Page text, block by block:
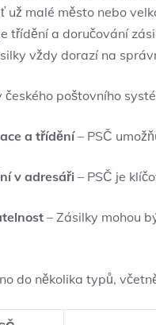
už malé město nebo
třídění a⁢ doručování
vždy dorazí na
poštovního
a třídění– PSČ
v adresáři – PSČ je
– ⁣Zásilky ⁤mohou
do několika typů,